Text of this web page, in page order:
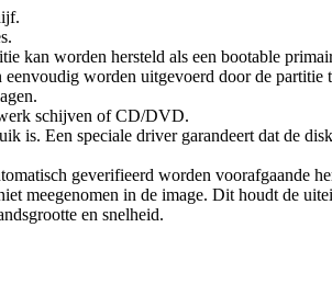
kan worden hersteld als een bootable
worden uitgevoerd door de
schijven of CD/DVD.
is. Een speciale driver garandeert dat de
geverifieerd worden voorafgaande
meegenomen in de image. Dit houdt de
en snelheid.